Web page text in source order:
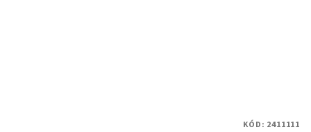
KÓD: 2411111